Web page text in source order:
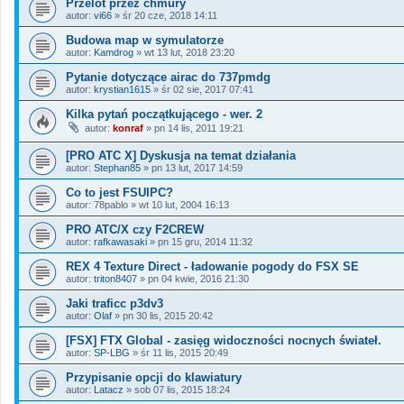
Przelot przez chmury
autor: vi66 » śr 20 cze, 2018 14:11
Budowa map w symulatorze
autor: Kamdrog » wt 13 lut, 2018 23:20
Pytanie dotyczące airac do 737pmdg
autor: krystian1615 » śr 02 sie, 2017 07:41
Kilka pytań początkującego - wer. 2
autor: konraf » pn 14 lis, 2011 19:21
[PRO ATC X] Dyskusja na temat działania
autor: Stephan85 » pn 13 lut, 2017 14:59
Co to jest FSUIPC?
autor: 78pablo » wt 10 lut, 2004 16:13
PRO ATC/X czy F2CREW
autor: rafkawasaki » pn 15 gru, 2014 11:32
REX 4 Texture Direct - ładowanie pogody do FSX SE
autor: triton8407 » pn 04 kwie, 2016 21:30
Jaki traficc p3dv3
autor: Olaf » pn 30 lis, 2015 20:42
[FSX] FTX Global - zasięg widoczności nocnych świateł.
autor: SP-LBG » śr 11 lis, 2015 20:49
Przypisanie opcji do klawiatury
autor: Latacz » sob 07 lis, 2015 18:24